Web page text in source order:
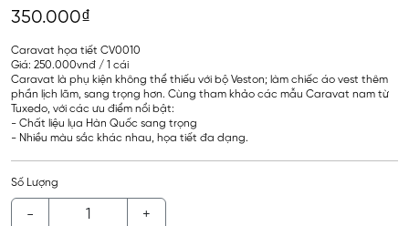
350.000₫
Caravat họa tiết CV0010
Giá: 250.000vnđ / 1 cái
Caravat là phụ kiện không thể thiếu với bộ Veston; làm chiếc áo vest thêm
phần lịch lãm, sang trọng hơn. Cùng tham khảo các mẫu Caravat nam từ
Tuxedo, với các ưu điểm nổi bật:
- Chất liệu lụa Hàn Quốc sang trọng
- Nhiều màu sắc khác nhau, họa tiết đa dạng.
Số Lượng
- +